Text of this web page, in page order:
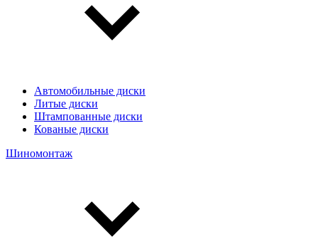
Автомобильные диски
Литые диски
Штампованные диски
Кованые диски
Шиномонтаж